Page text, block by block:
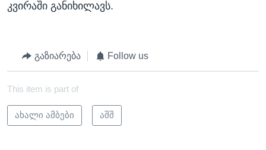
კვირაში განიხილავს.
გაზიარება Follow us
This item is part of
ახალი ამბები აშშ